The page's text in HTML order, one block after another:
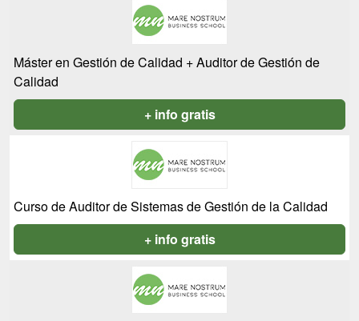
Máster en Gestión de Calidad + Auditor de Gestión de
Calidad
+ info gratis
Curso de Auditor de Sistemas de Gestión de la Calidad
+ info gratis